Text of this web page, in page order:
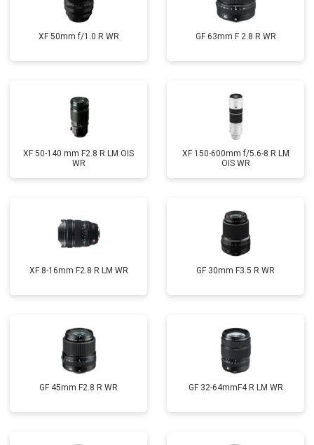
XF 50mm f/1.0 R WR GF 63mm F 2.8 R WR
XF 50-140 mm F2.8 R LM OIS
WR
XF 150-600mm f/5.6-8 R LM
OIS WR
XF 8-16mm F2.8 R LM WR GF 30mm F3.5 R WR
GF 45mm F2.8 R WR GF 32-64mmF4 R LM WR